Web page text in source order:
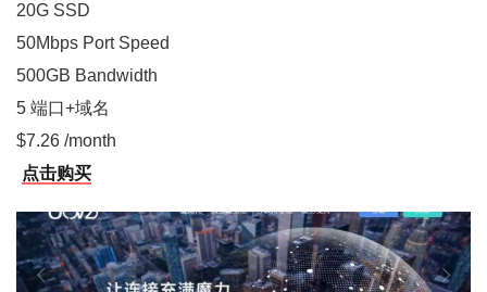
20G SSD
50Mbps Port Speed
500GB Bandwidth
5 端口+域名
$7.26 /month
点击购买